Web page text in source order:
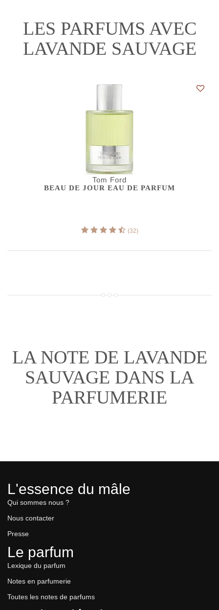
LES PARFUMS AVEC
LAVANDE SAUVAGE
Tom Ford
BEAU DE JOUR EAU DE PARFUM
(32)
LA NOTE DE LAVANDE
SAUVAGE DANS LA
PARFUMERIE
L'essence du mâle
Qui sommes nous ?
Nous contacter
Presse
Le parfum
Lexique du parfum
Notes en parfumerie
Toutes les notes de parfums